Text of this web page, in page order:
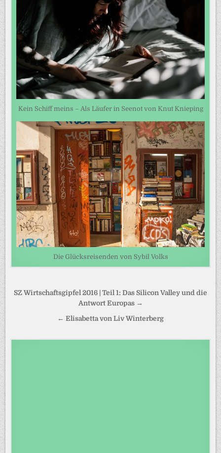
Kein Schiff meins – Als Läufer in Seenot von Knut Knieping
Die Glücksreisenden von Sybil Volks
Beitragsnavigation
SZ Wirtschaftsgipfel 2016 | Teil 1: Das Silicon Valley und die
Antwort Europas →
← Elisabetta von Liv Winterberg